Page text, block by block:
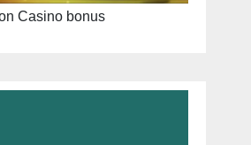
Casino bonus